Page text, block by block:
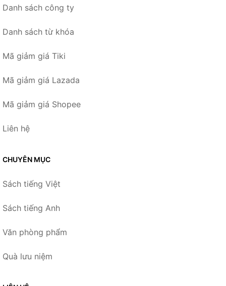
Danh sách công ty
Danh sách từ khóa
Mã giảm giá Tiki
Mã giảm giá Lazada
Mã giảm giá Shopee
Liên hệ
CHUYÊN MỤC
Sách tiếng Việt
Sách tiếng Anh
Văn phòng phẩm
Quà lưu niệm